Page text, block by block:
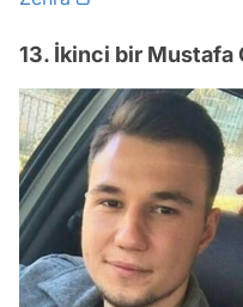
13. İkinci bir Mustafa